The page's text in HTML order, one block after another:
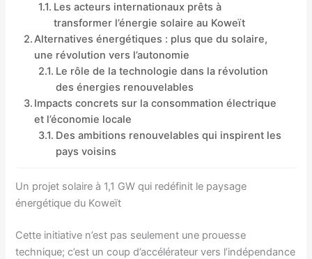
Les acteurs internationaux prêts à
transformer l’énergie solaire au Koweït
Alternatives énergétiques : plus que du solaire,
une révolution vers l’autonomie
Le rôle de la technologie dans la révolution
des énergies renouvelables
Impacts concrets sur la consommation électrique
et l’économie locale
Des ambitions renouvelables qui inspirent les
pays voisins
Un projet solaire à 1,1 GW qui redéfinit le paysage
énergétique du Koweït
Cette initiative n’est pas seulement une prouesse
technique; c’est un coup d’accélérateur vers l’indépendance